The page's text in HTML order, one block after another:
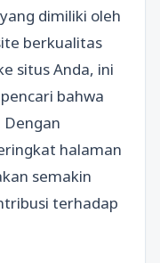
dimiliki oleh
berkualitas
situs Anda, ini
bahwa
halaman
semakin
terhadap